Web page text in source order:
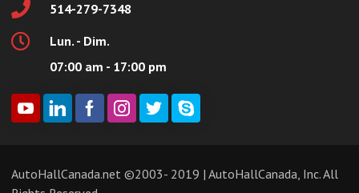
514-279-7348
Lun. - Dim.
07:00 am - 17:00 pm
AutoHallCanada.net ©2003- 2019 | AutoHallCanada, Inc. All